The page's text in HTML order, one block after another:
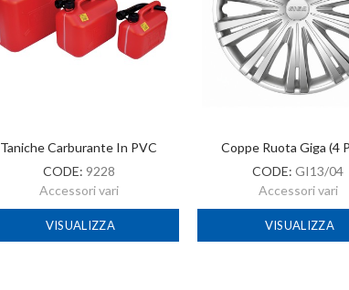
Taniche Carburante In PVC
CODE: 9228
Accessori vari
VISUALIZZA
Coppe Ruota Giga (4
CODE: GI13/04
Accessori vari
VISUALIZZA